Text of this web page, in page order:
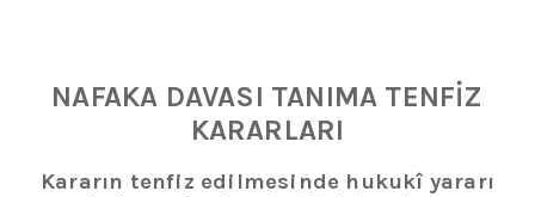
NAFAKA DAVASI TANIMA TENFİZ
KARARLARI
Kararın tenfiz edilmesinde hukukî yararı